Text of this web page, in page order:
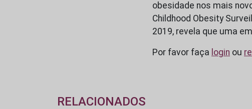
obesidade nos mais
Childhood Obesity
2019, revela que uma
Por favor faça login ou
RELACIONADOS